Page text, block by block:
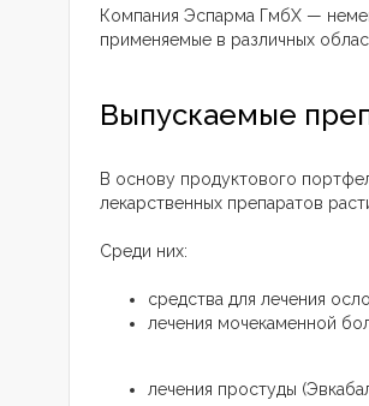
Компания Эспарма ГмбХ —
применяемые в различных
Выпускаемые
В основу продуктового
лекарственных препаратов
Среди них:
средства для лечения
лечения мочекаменной
лечения простуды